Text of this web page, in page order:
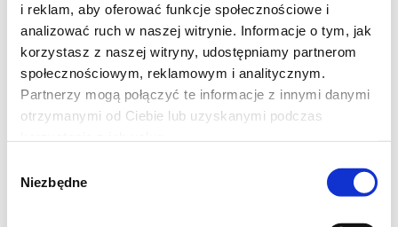
i reklam, aby oferować funkcje społecznościowe i
analizować ruch w naszej witrynie. Informacje o tym, jak
korzystasz z naszej witryny, udostępniamy partnerom
społecznościowym, reklamowym i analitycznym.
Partnerzy mogą połączyć te informacje z innymi danymi
otrzymanymi od Ciebie lub uzyskanymi podczas
zgody
Niezbędne